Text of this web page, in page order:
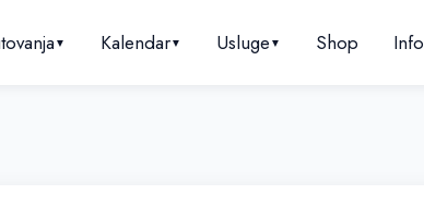
▼ Kalendar▼ Usluge ▼ Shop Info